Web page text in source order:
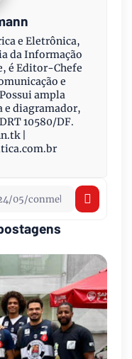
e Eletrônica,
da Informação
é Editor-Chefe
e
ampla
e diagramador,
10580/DF.
|